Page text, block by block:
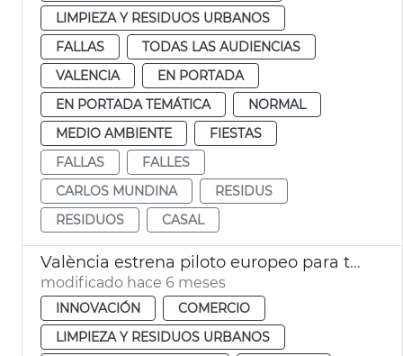
LIMPIEZA Y RESIDUOS URBANOS
FALLAS
TODAS LAS AUDIENCIAS
VALENCIA
EN PORTADA
EN PORTADA TEMÁTICA
NORMAL
MEDIO AMBIENTE
FIESTAS
FALLAS
FALLES
CARLOS MUNDINA
RESIDUS
RESIDUOS
CASAL
València estrena piloto europeo para transformar residuos agroalimentarios
modificado hace 6 meses
INNOVACIÓN
COMERCIO
LIMPIEZA Y RESIDUOS URBANOS